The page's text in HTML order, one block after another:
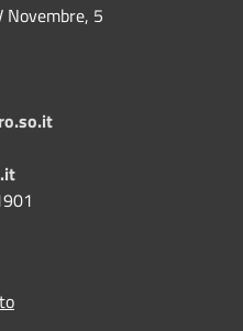
Novembre, 5